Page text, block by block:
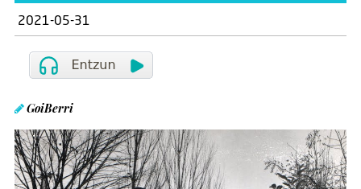
2021-05-31
GoiBerri